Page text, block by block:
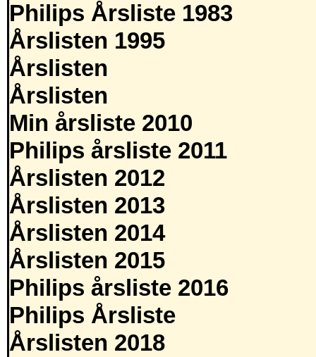
Philips Årsliste 1983
Årslisten 1995
Årslisten
Årslisten
Min årsliste 2010
Philips årsliste 2011
Årslisten 2012
Årslisten 2013
Årslisten 2014
Årslisten 2015
Philips årsliste 2016
Philips Årsliste
Årslisten 2018